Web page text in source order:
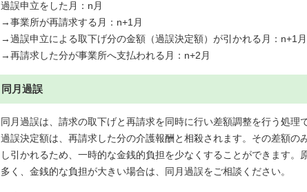
過誤申立をした月：n月
→事業所が再請求する月：n+1月
→過誤申立による取下げ分の金額（過誤決定額）が引かれる月：n+1月
→再請求した分が事業所へ支払われる月：n+2月
同月過誤
同月過誤は、請求の取下げと再請求を同時に行い差額調整を行う処理
過誤決定額は、再請求した分の介護報酬と相殺されます。その差額の
し引かれるため、一時的な金銭的負担を少なくすることができます。
多く、金銭的な負担が大きい場合は、同月過誤をご相談ください。